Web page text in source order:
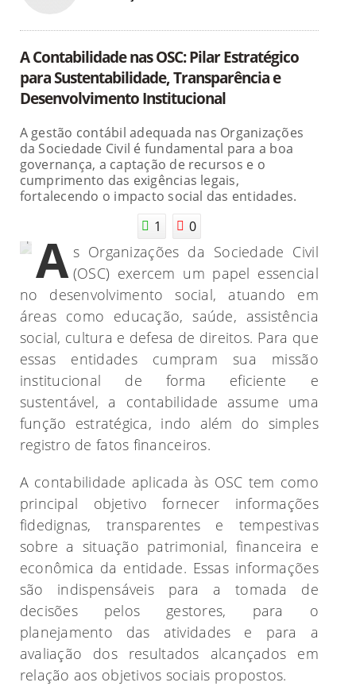
A Contabilidade nas OSC: Pilar Estratégico
para Sustentabilidade, Transparência e
Desenvolvimento Institucional
A gestão contábil adequada nas Organizações
da Sociedade Civil é fundamental para a boa
governança, a captação de recursos e o
cumprimento das exigências legais,
fortalecendo o impacto social das entidades.
1
0
Pessoal
A s Organizações da Sociedade Civil
(OSC) exercem um papel essencial
no desenvolvimento social, atuando em
áreas como educação, saúde, assistência
social, cultura e defesa de direitos. Para que
essas entidades cumpram sua missão
institucional de forma eficiente e
sustentável, a contabilidade assume uma
função estratégica, indo além do simples
registro de fatos financeiros.
A contabilidade aplicada às OSC tem como
principal objetivo fornecer informações
fidedignas, transparentes e tempestivas
sobre a situação patrimonial, financeira e
econômica da entidade. Essas informações
são indispensáveis para a tomada de
decisões pelos gestores, para o
planejamento das atividades e para a
avaliação dos resultados alcançados em
relação aos objetivos sociais propostos.